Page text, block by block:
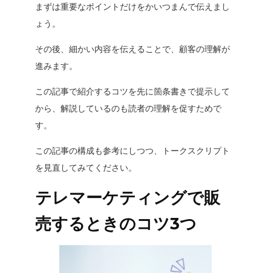
まずは重要なポイントだけをかいつまんで伝えまし
ょう。
その後、細かい内容を伝えることで、顧客の理解が
進みます。
この記事で紹介するコツを先に箇条書きで提示して
から、解説しているのも読者の理解を促すためで
す。
この記事の構成も参考にしつつ、トークスクリプト
を見直してみてください。
テレマーケティングで販
売するときのコツ3つ